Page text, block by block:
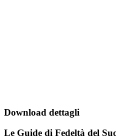
Download dettagli
Le Guide di Fedeltà del